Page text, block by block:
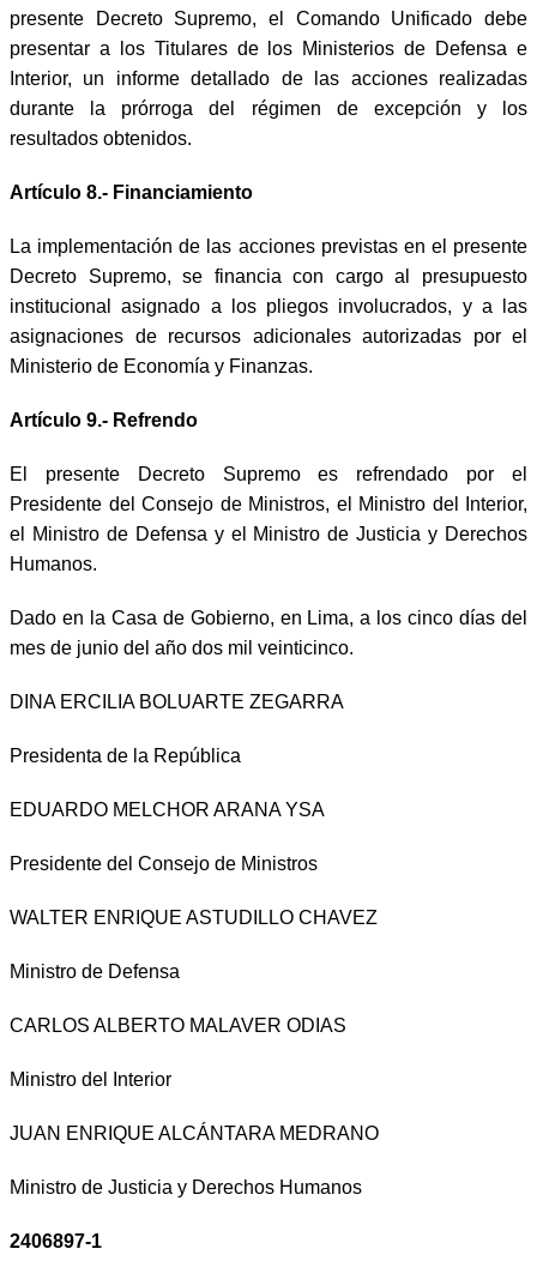
presente Decreto Supremo, el Comando Unificado debe
presentar a los Titulares de los Ministerios de Defensa e
Interior, un informe detallado de las acciones realizadas
durante la prórroga del régimen de excepción y los
resultados obtenidos.
Artículo 8.- Financiamiento
La implementación de las acciones previstas en el presente
Decreto Supremo, se financia con cargo al presupuesto
institucional asignado a los pliegos involucrados, y a las
asignaciones de recursos adicionales autorizadas por el
Ministerio de Economía y Finanzas.
Artículo 9.- Refrendo
El presente Decreto Supremo es refrendado por el
Presidente del Consejo de Ministros, el Ministro del Interior,
el Ministro de Defensa y el Ministro de Justicia y Derechos
Humanos.
Dado en la Casa de Gobierno, en Lima, a los cinco días del
mes de junio del año dos mil veinticinco.
DINA ERCILIA BOLUARTE ZEGARRA
Presidenta de la República
EDUARDO MELCHOR ARANA YSA
Presidente del Consejo de Ministros
WALTER ENRIQUE ASTUDILLO CHAVEZ
Ministro de Defensa
CARLOS ALBERTO MALAVER ODIAS
Ministro del Interior
JUAN ENRIQUE ALCÁNTARA MEDRANO
Ministro de Justicia y Derechos Humanos
2406897-1